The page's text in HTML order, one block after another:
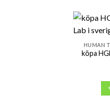
HUMAN
köpa